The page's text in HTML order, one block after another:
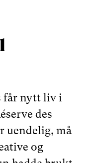
får nytt liv i
des
uendelig, må
og